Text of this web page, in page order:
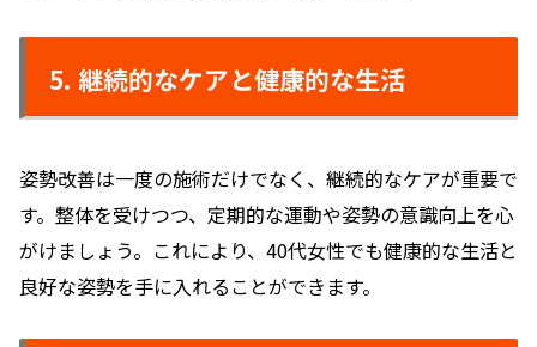
5. 継続的なケアと健康的な生活
姿勢改善は一度の施術だけでなく、継続的なケアが重要で
す。整体を受けつつ、定期的な運動や姿勢の意識向上を心
がけましょう。これにより、40代女性でも健康的な生活と
良好な姿勢を手に入れることができます。